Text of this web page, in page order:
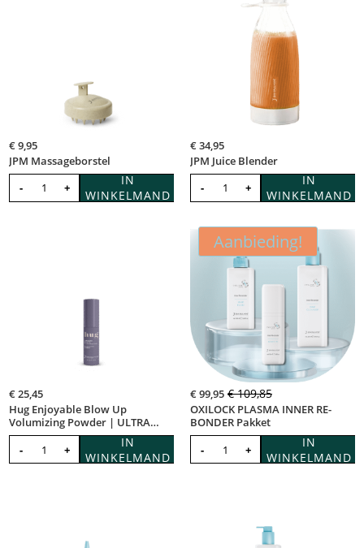
JPM Massageborstel
€9,95
- +
IN
WINKELMAND
JPM Juice Blender
€34,95
- +
IN
WINKELMAND
Hug Enjoyable Blow Up
Volumizing Powder | ULTRA
INTENSE |...
€25,45
- +
IN
WINKELMAND
Aanbieding!
OXILOCK PLASMA INNER RE-
BONDER Pakket
€99,95 €109,85
- +
IN
WINKELMAND